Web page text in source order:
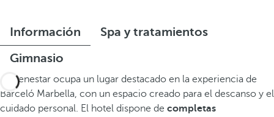
Información
Spa y tratamientos
Gimnasio
El bienestar ocupa un lugar destacado en la experiencia de
Barceló Marbella, con un espacio creado para el descanso y el
cuidado personal. El hotel dispone de completas